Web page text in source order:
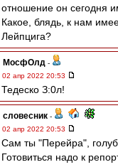
отношение он сегодня
Какое, блядь, к нам
Лейпцига?
МосфОлд -
02 апр 2022 20:53
Тедеско З:0л!
словесник -
02 апр 2022 20:53
Сам ты "Перейра",
Готовиться надо к